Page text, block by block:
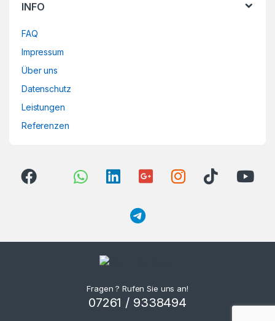
INFO
FAQ
Impressum
Über uns
Datenschutz
Leistungen
Referenzen
Fragen ? Rufen Sie uns an!
07261 / 9338494